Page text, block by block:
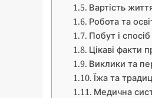
Вартість
Робота та
Побут і
Цікаві факти
Виклики та
Їжа та
Медична